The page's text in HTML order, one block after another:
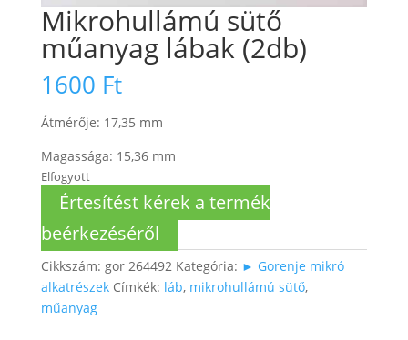
Mikrohullámú sütő
műanyag lábak (2db)
1600 Ft
Átmérője: 17,35 mm
Magassága: 15,36 mm
Elfogyott
Értesítést kérek a termék
beérkezéséről
Cikkszám: gor 264492 Kategória: ► Gorenje mikró
alkatrészek Címkék: láb, mikrohullámú sütő,
műanyag